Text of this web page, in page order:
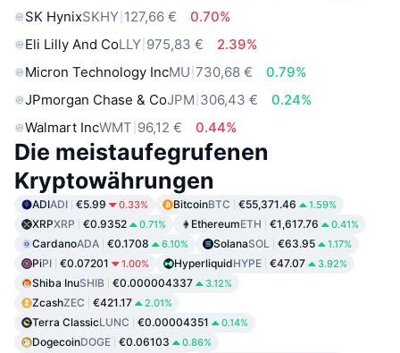
SK HynixSKHY 127,66 €
0.70%
Eli Lilly And CoLLY 975,83 €
2.39%
Micron Technology IncMU 730,68 €
0.79%
JPmorgan Chase & CoJPM 306,43 €
0.24%
Walmart IncWMT 96,12 € 0.44%
Die meistaufegrufenen
Kryptowährungen
ADIADI €5.99 0.33% BitcoinBTC €55,371.46 1.59%
XRPXRP €0.9352 0.71% EthereumETH €1,617.76 0.41%
CardanoADA €0.1708 6.10% SolanaSOL €63.95 1.17%
PiPI €0.07201 1.00% HyperliquidHYPE €47.07 3.92%
Shiba InuSHIB €0.000004337 3.12%
ZcashZEC €421.17 2.01%
Terra ClassicLUNC €0.00004351 0.14%
DogecoinDOGE €0.06103 0.86%